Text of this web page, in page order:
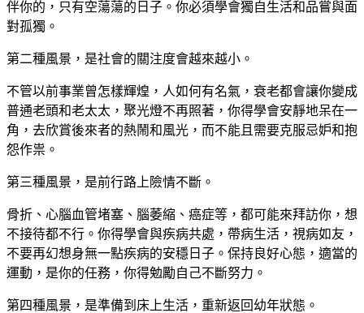
伴你的，只有空蕩蕩的日子。你必須學會獨自生活和品嘗與面
對孤獨。
第二種風景，是社會的關注度會越來越小。
不管以前事業曾怎樣輝煌，人如何有名氣，衰老都會讓你變成
普通老頭和老太太，聚光燈不再照著，你得學會安靜地呆在一
角，去欣賞後來者的熱鬧和風光，而不能且需要克服忌妒和抱
怨作祟。
第三種風景，是前行路上險情不斷。
骨折、心腦血管堵塞、腦萎縮、癌症等，都可能來拜訪你，想
不接待都不行。你得學會與疾病共處，帶病生活，視病如友，
不要再幻想身無一點疾病的安穩日子。保持良好心態，適當的
運動，是你的任務，你得勉勵自己不斷努力。
第四種風景，是準備到床上生活，重新返回幼年狀態。